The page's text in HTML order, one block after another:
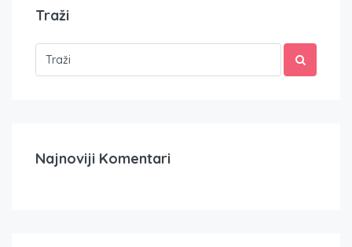
Traži
Najnoviji Komentari